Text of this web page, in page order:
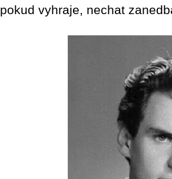
pokud vyhraje, nechat